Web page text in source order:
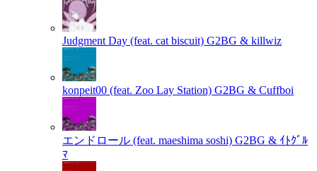
Judgment Day (feat. cat biscuit) G2BG & killwiz
konpeit00 (feat. Zoo Lay Station) G2BG & Cuffboi
エンドロール (feat. maeshima soshi) G2BG & ｲﾄｸﾞﾙ
ﾏ